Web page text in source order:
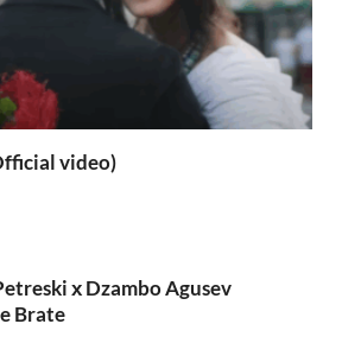
video)
х Dzambo Agusev
Brate